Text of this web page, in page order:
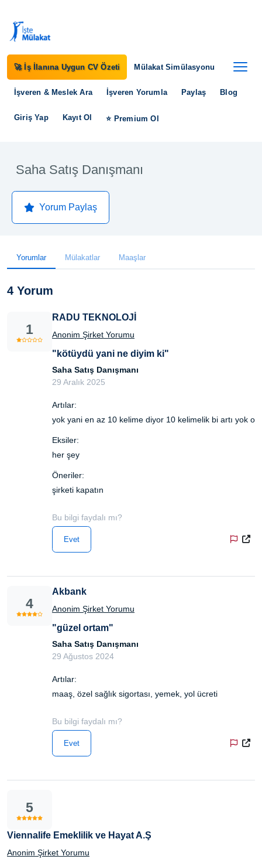
🚀 İş İlanına Uygun CV Özeti Mülakat Simülasyonu
İşveren & Meslek Ara İşveren Yorumla Paylaş Blog
Giriş Yap Kayıt Ol ⭐ Premium Ol
Saha Satış Danışmanı
Yorum Paylaş
Yorumlar Mülakatlar Maaşlar
4 Yorum
1
RADU TEKNOLOJİ
Anonim Şirket Yorumu
"kötüydü yani ne diyim ki"
Saha Satış Danışmanı
29 Aralık 2025
Artılar:
yok yani en az 10 kelime diyor 10 kelimelik bi artı yok o
Eksiler:
her şey
Öneriler:
şirketi kapatın
Bu bilgi faydalı mı?
Evet
4
Akbank
Anonim Şirket Yorumu
"güzel ortam"
Saha Satış Danışmanı
29 Ağustos 2024
Artılar:
maaş, özel sağlık sigortası, yemek, yol ücreti
Bu bilgi faydalı mı?
Evet
5
Viennalife Emeklilik ve Hayat A.Ş
Anonim Şirket Yorumu